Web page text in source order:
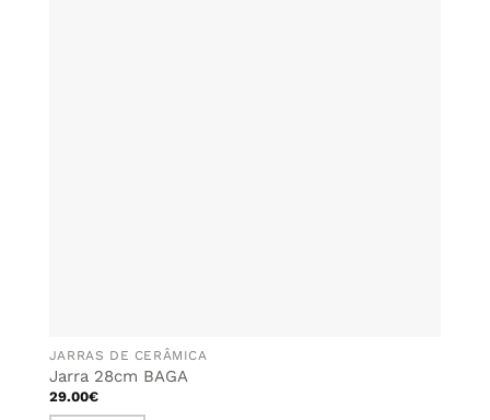
JARRAS DE CERÂMICA
Jarra 28cm BAGA
29.00€